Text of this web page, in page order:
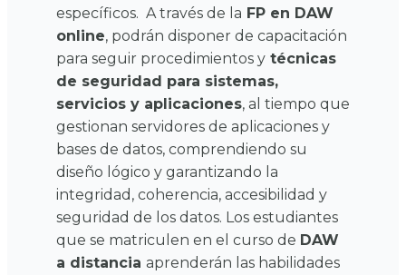
específicos. A través de la FP en DAW
online, podrán disponer de capacitación
para seguir procedimientos y técnicas
de seguridad para sistemas,
servicios y aplicaciones, al tiempo que
gestionan servidores de aplicaciones y
bases de datos, comprendiendo su
diseño lógico y garantizando la
integridad, coherencia, accesibilidad y
seguridad de los datos. Los estudiantes
que se matriculen en el curso de DAW
a distancia aprenderán las habilidades